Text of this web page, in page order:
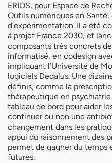
ERIOS, pour Espace de
Outils numériques en
d’expérimentation. Il a été
à projet France 2030, et
composants très concrets
informatisé, en codesign
impliquant l’Université de
logiciels Dedalus. Une
définis, comme la
thérapeutique en
tableau de bord pour aider
continuer ou non une
changement dans les
appui du raisonnement des
permet de gagner du temps
futures.